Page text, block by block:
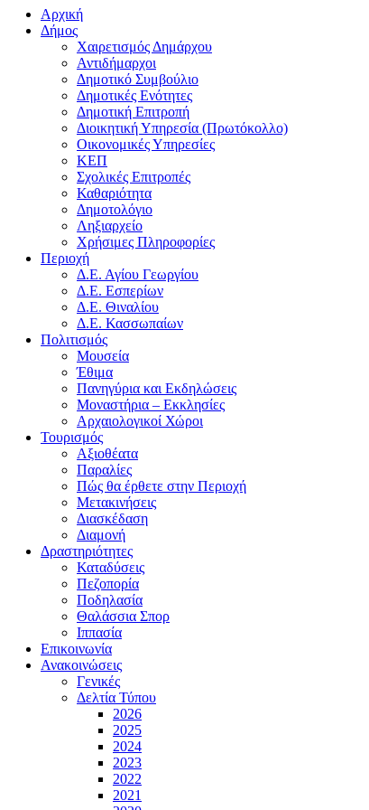
Αρχική
Δήμος
Χαιρετισμός Δημάρχου
Αντιδήμαρχοι
Δημοτικό Συμβούλιο
Δημοτικές Ενότητες
Δημοτική Επιτροπή
Διοικητική Υπηρεσία (Πρωτόκολλο)
Οικονομικές Υπηρεσίες
ΚΕΠ
Σχολικές Επιτροπές
Καθαριότητα
Δημοτολόγιο
Ληξιαρχείο
Χρήσιμες Πληροφορίες
Περιοχή
Δ.Ε. Αγίου Γεωργίου
Δ.Ε. Εσπερίων
Δ.Ε. Θιναλίου
Δ.Ε. Κασσωπαίων
Πολιτισμός
Μουσεία
Έθιμα
Πανηγύρια και Εκδηλώσεις
Μοναστήρια – Εκκλησίες
Αρχαιολογικοί Χώροι
Τουρισμός
Αξιοθέατα
Παραλίες
Πώς θα έρθετε στην Περιοχή
Μετακινήσεις
Διασκέδαση
Διαμονή
Δραστηριότητες
Καταδύσεις
Πεζοπορία
Ποδηλασία
Θαλάσσια Σπορ
Ιππασία
Επικοινωνία
Ανακοινώσεις
Γενικές
Δελτία Τύπου
2026
2025
2024
2023
2022
2021